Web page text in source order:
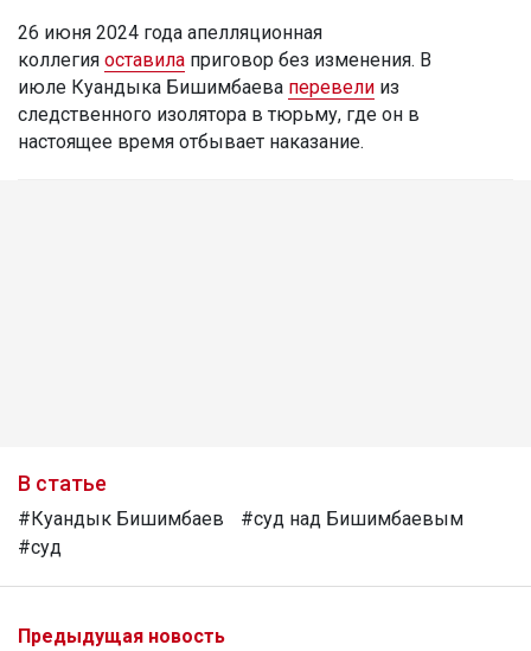
26 июня 2024 года апелляционная
коллегия оставила приговор без изменения. В
июле Куандыка Бишимбаева перевели из
следственного изолятора в тюрьму, где он в
настоящее время отбывает наказание.
В статье
#Куандык Бишимбаев
#суд над Бишимбаевым
#суд
Предыдущая новость